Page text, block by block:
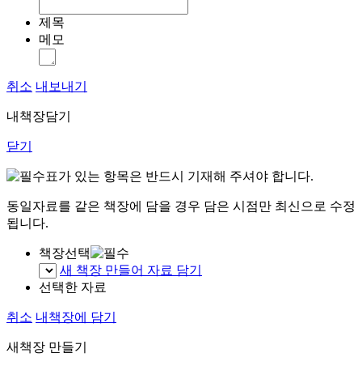
제목
메모
취소 내보내기
내책장담기
닫기
표가 있는 항목은 반드시 기재해 주셔야 합니다.
동일자료를 같은 책장에 담을 경우 담은 시점만 최신으로 수정
됩니다.
책장선택
새 책장 만들어 자료 담기
선택한 자료
취소 내책장에 담기
새책장 만들기